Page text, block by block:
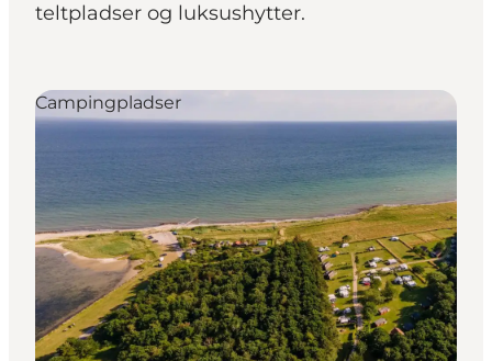
teltpladser og luksushytter.
Campingpladser